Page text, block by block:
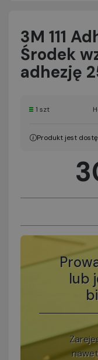
3M 111
Środek
adhezję
1 szt
Produkt jest
lub